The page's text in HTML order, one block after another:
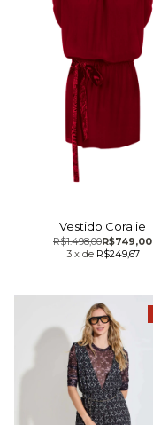
Vestido Coralie
R$749,00
R$1.498,00
3 x de R$249,67